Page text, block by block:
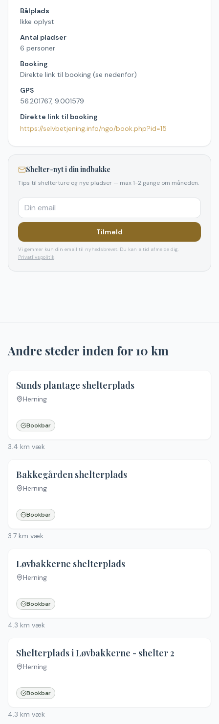
Bålplads
Ikke oplyst
Antal pladser
6 personer
Booking
Direkte link til booking (se nedenfor)
GPS
56.201767, 9.001579
Direkte link til booking
https://selvbetjening.info/ngo/book.php?id=15
Shelter-nyt i din indbakke
Tips til shelterture og nye pladser — max 1-2 gange om måneden.
Tilmeld
Vi gemmer kun din email til nyhedsbrevet. Du kan altid afmelde dig.
Privatlivspolitik
Andre steder inden for10 km
Sunds plantage shelterplads
Herning
Bookbar
3.4 km væk
Bakkegården shelterplads
Herning
Bookbar
3.7 km væk
Løvbakkerne shelterplads
Herning
Bookbar
4.3 km væk
Shelterplads i Løvbakkerne - shelter 2
Herning
Bookbar
4.3 km væk